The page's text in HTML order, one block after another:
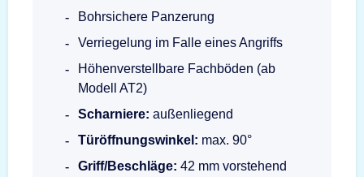
Bohrsichere Panzerung
Verriegelung im Falle eines Angriffs
Höhenverstellbare Fachböden (ab
Modell AT2)
Scharniere: außenliegend
Türöffnungswinkel: max. 90°
Griff/Beschläge: 42 mm vorstehend